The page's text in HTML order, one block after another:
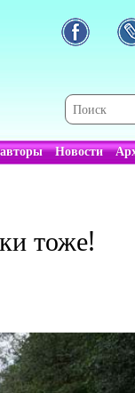
Новости
тоже!